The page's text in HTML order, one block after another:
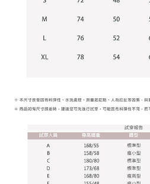
若您對於個人資料之處理、利用有任何疑
繫恩沛科技股份有限公司。若您不同意我
料，請勿選用本服務。